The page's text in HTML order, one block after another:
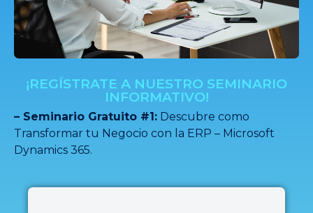
¡REGÍSTRATE A NUESTRO SEMINARIO
INFORMATIVO!
– Seminario Gratuito #1: Descubre como
Transformar tu Negocio con la ERP – Microsoft
Dynamics 365.